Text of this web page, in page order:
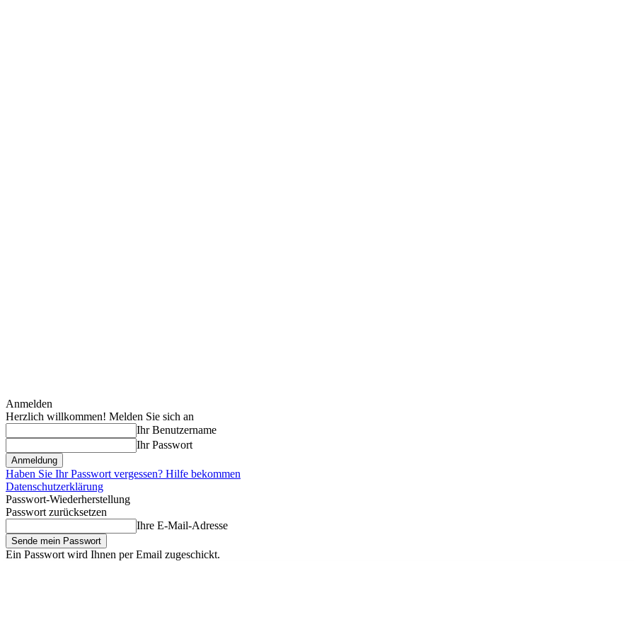
Anmelden
Herzlich willkommen! Melden Sie sich an
Ihr Benutzername
Ihr Passwort
Haben Sie Ihr Passwort vergessen? Hilfe bekommen
Datenschutzerklärung
Passwort-Wiederherstellung
Passwort zurücksetzen
Ihre E-Mail-Adresse
Ein Passwort wird Ihnen per Email zugeschickt.